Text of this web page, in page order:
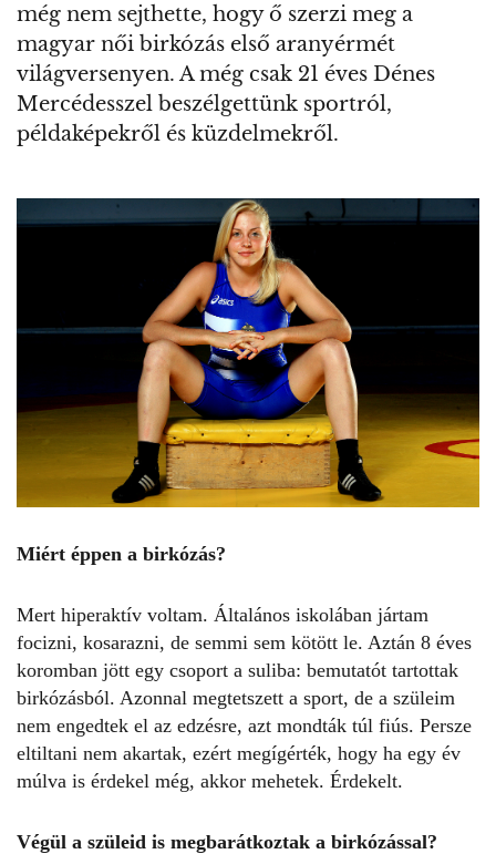
még nem sejthette, hogy ő szerzi meg a
magyar női birkózás első aranyérmét
világversenyen. A még csak 21 éves Dénes
Mercédesszel beszélgettünk sportról,
példaképekről és küzdelmekről.
Miért éppen a birkózás?
Mert hiperaktív voltam. Általános iskolában jártam
focizni, kosarazni, de semmi sem kötött le. Aztán 8 éves
koromban jött egy csoport a suliba: bemutatót tartottak
birkózásból. Azonnal megtetszett a sport, de a szüleim
nem engedtek el az edzésre, azt mondták túl fiús. Persze
eltiltani nem akartak, ezért megígérték, hogy ha egy év
múlva is érdekel még, akkor mehetek. Érdekelt.
Végül a szüleid is megbarátkoztak a birkózással?